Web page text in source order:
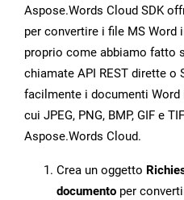
Aspose.Words Cloud SDK
per convertire i file MS Word
proprio come abbiamo fatto
chiamate API REST dirette o
facilmente i documenti
cui JPEG, PNG, BMP, GIF e
Aspose.Words Cloud.
Crea un oggetto
documento per